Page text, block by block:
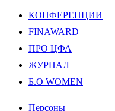
КОНФЕРЕНЦИИ
FINAWARD
ПРО ЦФА
ЖУРНАЛ
Б.О WOMEN
Персоны